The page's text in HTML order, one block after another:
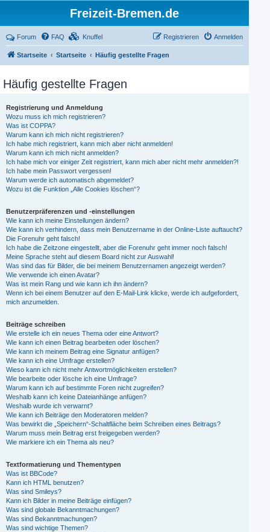
Freizeit-Bremen.de
Forum FAQ Knuffel Anmelden
Registrieren
Startseite Startseite Häufig gestellte Fragen
Häufig gestellte Fragen
Registrierung und Anmeldung
Wozu muss ich mich registrieren?
Was ist COPPA?
Warum kann ich mich nicht registrieren?
Ich habe mich registriert, kann mich aber nicht anmelden!
Warum kann ich mich nicht anmelden?
Ich habe mich vor einiger Zeit registriert, kann mich aber nicht mehr anmelden?!
Ich habe mein Passwort vergessen!
Warum werde ich automatisch abgemeldet?
Wozu ist die Funktion „Alle Cookies löschen“?
Benutzerpräferenzen und -einstellungen
Wie kann ich meine Einstellungen ändern?
Wie kann ich verhindern, dass mein Benutzername in der Online-Liste auftaucht?
Die Forenuhr geht falsch!
Ich habe die Zeitzone eingestellt, aber die Forenuhr geht immer noch falsch!
Meine Sprache steht auf diesem Board nicht zur Auswahl!
Was sind das für Bilder, die bei meinem Benutzernamen angezeigt werden?
Wie verwende ich einen Avatar?
Was ist mein Rang und wie kann ich ihn ändern?
Wenn ich bei einem Benutzer auf den E-Mail-Link klicke, werde ich aufgefordert,
mich anzumelden.
Beiträge schreiben
Wie erstelle ich ein neues Thema oder eine Antwort?
Wie kann ich einen Beitrag bearbeiten oder löschen?
Wie kann ich meinem Beitrag eine Signatur anfügen?
Wie kann ich eine Umfrage erstellen?
Wieso kann ich nicht mehr Antwortmöglichkeiten erstellen?
Wie bearbeite oder lösche ich eine Umfrage?
Warum kann ich auf bestimmte Foren nicht zugreifen?
Weshalb kann ich keine Dateianhänge anfügen?
Weshalb wurde ich verwarnt?
Wie kann ich Beiträge den Moderatoren melden?
Was bewirkt die „Speichern“-Schaltfläche beim Schreiben eines Beitrags?
Warum muss mein Beitrag erst freigegeben werden?
Wie markiere ich ein Thema als neu?
Textformatierung und Thementypen
Was ist BBCode?
Kann ich HTML benutzen?
Was sind Smileys?
Kann ich Bilder in meine Beiträge einfügen?
Was sind globale Bekanntmachungen?
Was sind Bekanntmachungen?
Was sind wichtige Themen?